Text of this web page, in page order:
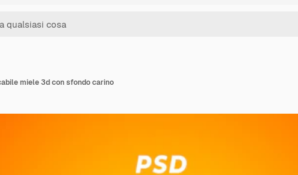
miele 3d con sfondo carino